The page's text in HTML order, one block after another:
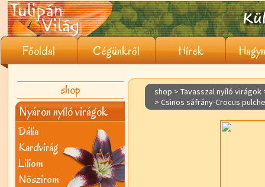
Főoldal Cégünkről Hírek
shop
Nyáron nyíló virágok
Dália
Kardvirág
Liliom
Nõszirom
shop > Tavasszal nyíló virágok
> Csinos sáfrány-Crocus